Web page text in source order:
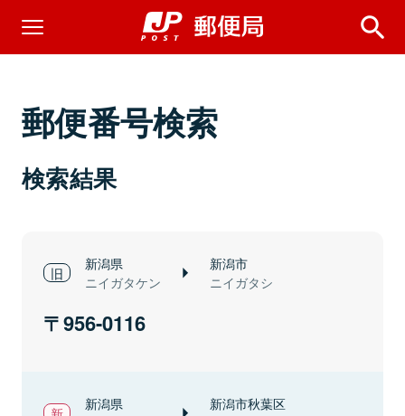
郵便番号検索
検索結果
新潟県
ニイガタケン
新潟市
ニイガタシ
956-0116
新潟県 新潟市秋葉区